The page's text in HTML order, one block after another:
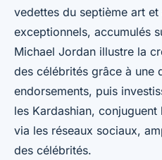
vedettes du septième art
exceptionnels, accumulés
Michael Jordan illustre la
des célébrités grâce à une
endorsements, puis
les Kardashian,
via les réseaux sociaux,
des célébrités.